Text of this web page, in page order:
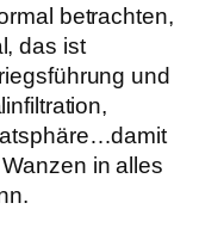
betrachten,
das ist
und
in alles